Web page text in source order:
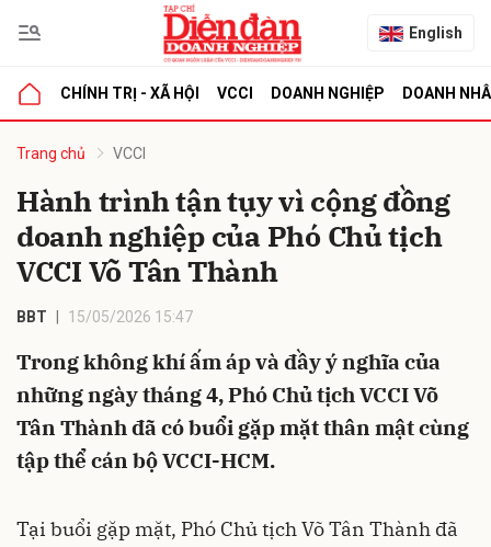
English
CHÍNH TRỊ - XÃ HỘI VCCI DOANH NGHIỆP DOANH
Trang chủ VCCI
Hành trình tận tụy vì cộng đồng
doanh nghiệp của Phó Chủ tịch
VCCI Võ Tân Thành
BBT 15/05/2026 15:47
Trong không khí ấm áp và đầy ý nghĩa của
những ngày tháng 4, Phó Chủ tịch VCCI Võ
Tân Thành đã có buổi gặp mặt thân mật cùng
tập thể cán bộ VCCI-HCM.
Tại buổi gặp mặt, Phó Chủ tịch Võ Tân Thành đã
luận
Hủy